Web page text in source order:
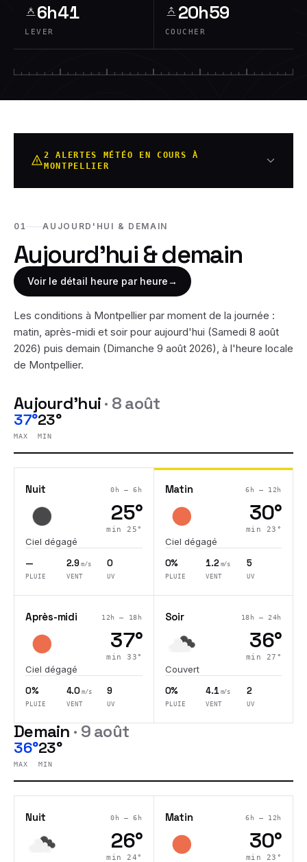
6h41
LEVER
20h59
COUCHER
2 ALERTES MÉTÉO EN COURS À
MONTPELLIER
01 AUJOURD'HUI & DEMAIN
Aujourd'hui & demain
Voir le détail heure par heure→
Les conditions à Montpellier par moment de la journée :
matin, après-midi et soir pour aujourd'hui (Samedi 8 août
2026) puis demain (Dimanche 9 août 2026), à l'heure locale
de Montpellier.
Aujourd'hui· 8 août
37°
MAX
23°
MIN
Nuit 0h – 6h
25°
min25°
Ciel dégagé
—
PLUIE
2.9 m/s
VENT
0
UV
Matin 6h – 12h
30°
min 23 °
Ciel dégagé
0%
PLUIE
1.2 m/s
VENT
5
UV
Après-midi 12h – 18h
37°
min33°
Ciel dégagé
0%
PLUIE
4.0 m/s
VENT
9
UV
Soir 18h – 24h
36°
min 27 °
Couvert
0%
PLUIE
4.1 m/s
VENT
2
UV
Demain · 9 août
36°
MAX
23°
MIN
Nuit 0h – 6h
26°
min24°
Matin 6h – 12h
30°
min 23 °